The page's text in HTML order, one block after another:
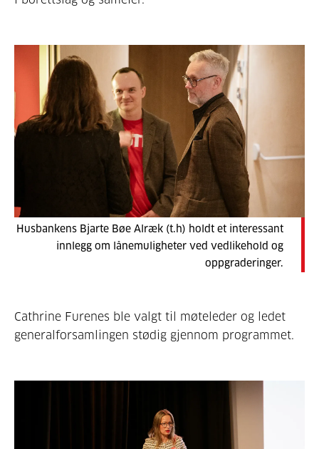
Husbankens Bjarte Bøe Alræk (t.h) holdt et interessant
innlegg om lånemuligheter ved vedlikehold og
oppgraderinger.
Cathrine Furenes ble valgt til møteleder og ledet
generalforsamlingen stødig gjennom programmet.